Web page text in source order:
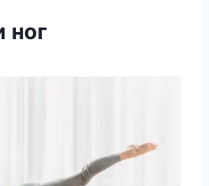
ног